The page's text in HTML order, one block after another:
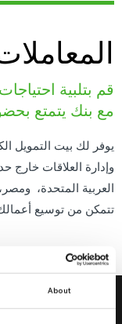
About
قم بتلبية
مع بنك يتمتع
يوفر لك بيت التمويل
وإدارة العلاقات خارج
العربية المتحدة،
تتمكن من توسيع